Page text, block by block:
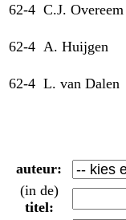
62-4 C.J. Overeem
62-4 A. Huijgen
62-4 L. van Dalen
auteur:
(in de)
titel: